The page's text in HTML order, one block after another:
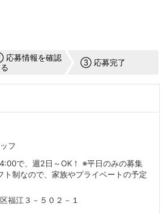
募情報を確認
③ 応募完了
フ
で、週2日～OK！ ※平日のみの募集
制なので、家族やプライベートの予定
福江３－５０２－１